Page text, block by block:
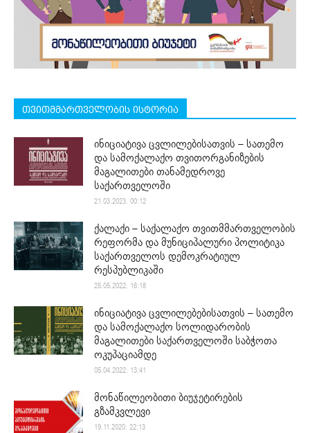
თვითმმართველობის ისტორია
ინიციატივა ცვლილებისათვის – სათემო
და სამოქალაქო თვითორგანიზების
მაგალითები თანამედროვე
საქართველოში
21.03.2023. 00:12
ქალაქი – საქალაქო თვითმმართველობის
რეფორმა და მუნიციპალური პოლიტიკა
საქართველოს დემოკრატიულ
რესპუბლიკაში
25.05.2022. 16:18
ინიციატივა ცვლილებებისათვის – სათემო
და სამოქალაქო სოლიდარობის
მაგალითები საქართველოში საბჭოთა
ოკუპაციამდე
05.04.2022. 13:41
მონაწილეობითი ბიუჯეტირების
გზამკვლევი
19.11.2020. 22:13